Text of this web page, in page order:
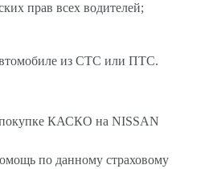
прав всех водителей;
из СТС или ПТС.
КАСКО на NISSAN
по данному страховому